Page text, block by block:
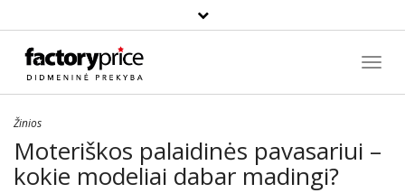
Paieška
Žinios
Moteriškos palaidinės pavasariui –
kokie modeliai dabar madingi?